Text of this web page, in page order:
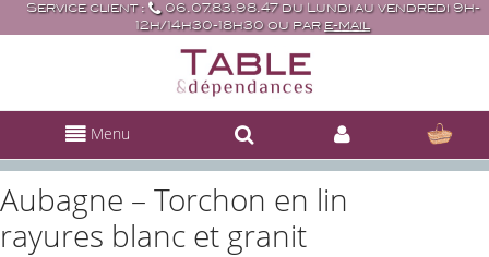
Service client :
06.07.83.98.47 du Lundi au vendredi 9h-
12h/14h30-18h30 ou par e-mail
Menu
Aubagne – Torchon en lin
rayures blanc et granit